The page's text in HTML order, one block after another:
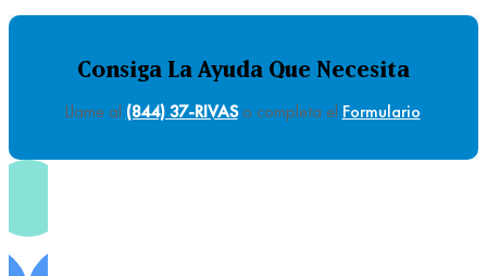
Consiga La Ayuda Que Necesita
Llame al (844) 37-RIVASo completa el Formulario.